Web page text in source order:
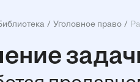
Уголовное право